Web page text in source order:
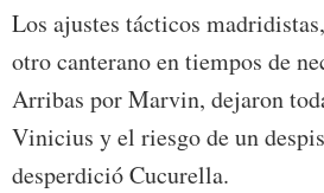
Los ajustes tácticos
otro canterano en tiempos de
Arribas por Marvin, dejaron
Vinicius y el riesgo de un
desperdició Cucurella.